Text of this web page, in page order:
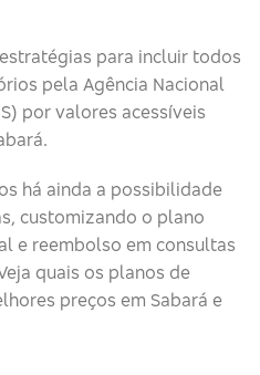
para incluir todos
pela Agência Nacional
por valores acessíveis
há ainda a possibilidade
customizando o plano
e reembolso em consultas
quais os planos de
preços em Sabará e